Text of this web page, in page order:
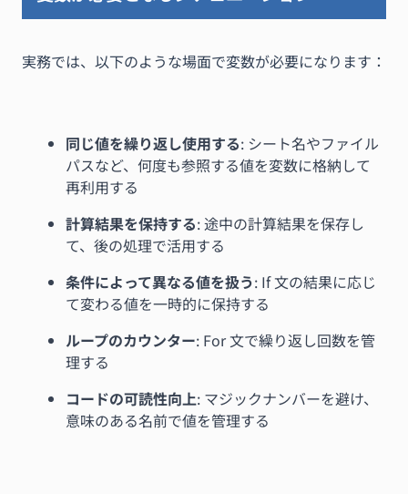
実務では、以下のような場面で変数が必要になります：
同じ値を繰り返し使用する: シート名やファイル
パスなど、何度も参照する値を変数に格納して
再利用する
計算結果を保持する: 途中の計算結果を保存し
て、後の処理で活用する
条件によって異なる値を扱う: If 文の結果に応じ
て変わる値を一時的に保持する
ループのカウンター: For 文で繰り返し回数を管
理する
コードの可読性向上: マジックナンバーを避け、
意味のある名前で値を管理する